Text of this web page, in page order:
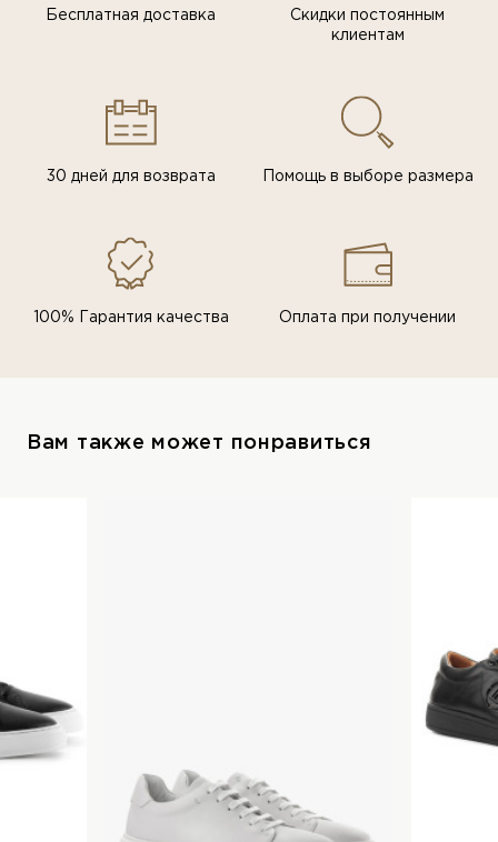
Бесплатная доставка
Скидки постоянным
клиентам
30 дней для возврата Помощь в выборе размера
100% Гарантия качества Оплата при получении
Вам также может понравиться